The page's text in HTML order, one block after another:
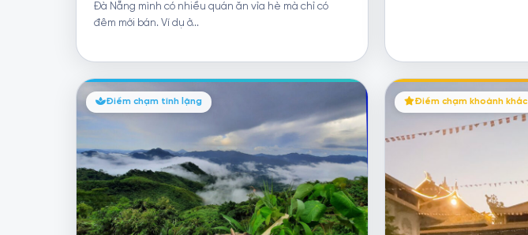
Đà Nẵng mình có nhiều quán ăn vỉa hè mà chỉ có
đêm mới bán. Ví dụ ở...
Điểm chạm tĩnh lặng Điểm chạm khoảnh khắc